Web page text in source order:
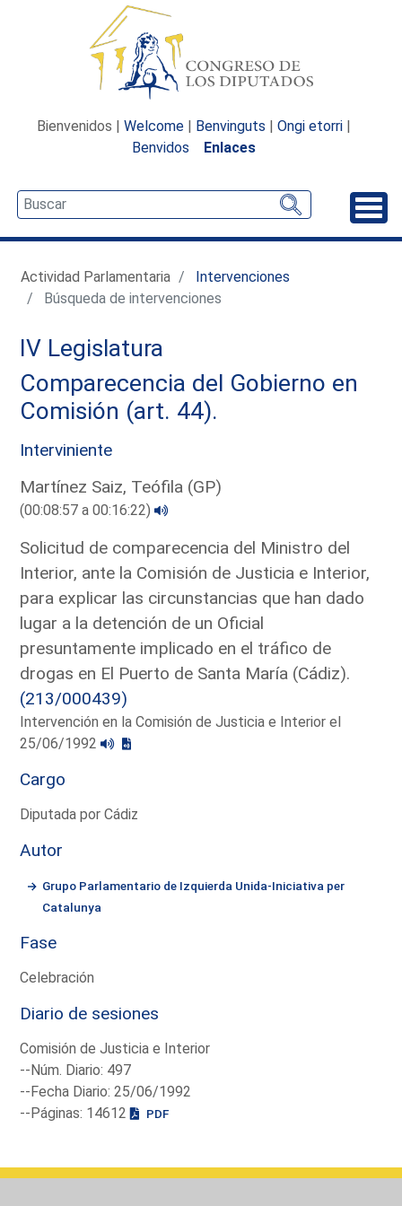
Bienvenidos | Welcome | Benvinguts | Ongi etorri |
Benvidos
Enlaces
Actividad Parlamentaria
Intervenciones
Búsqueda de intervenciones
IV Legislatura
Comparecencia del Gobierno en
Comisión (art. 44).
Interviniente
Martínez Saiz, Teófila (GP)
(00:08:57 a 00:16:22)
Solicitud de comparecencia del Ministro del
Interior, ante la Comisión de Justicia e Interior,
para explicar las circunstancias que han dado
lugar a la detención de un Oficial
presuntamente implicado en el tráfico de
drogas en El Puerto de Santa María (Cádiz).
(213/000439)
Intervención en la Comisión de Justicia e Interior el
25/06/1992
Cargo
Diputada por Cádiz
Autor
Grupo Parlamentario de Izquierda Unida-Iniciativa per
Catalunya
Fase
Celebración
Diario de sesiones
Comisión de Justicia e Interior
--Núm. Diario: 497
--Fecha Diario: 25/06/1992
--Páginas: 14612
PDF